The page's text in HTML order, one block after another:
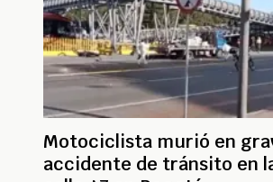
Motociclista murió en
accidente de tránsito en